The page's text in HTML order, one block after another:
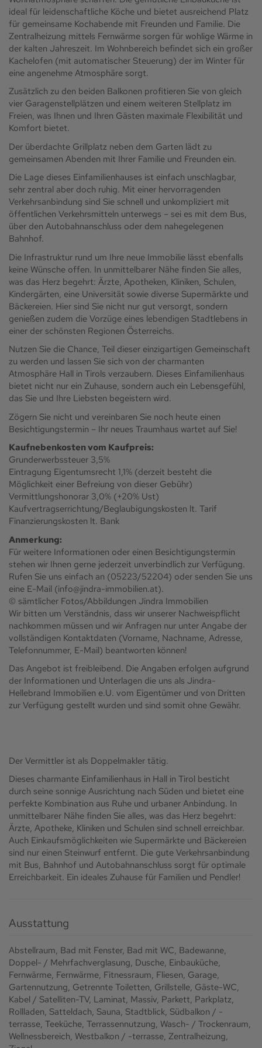
ideal für leidenschaftliche Köche und bietet ausreichend Platz
für gemeinsame Kochabende mit Freunden und Familie. Die
Zentralheizung mittels Fernwärme sorgen für wohlige Wärme in
der kalten Jahreszeit. Im Wohnbereich befindet sich ein großer
Kachelofen (mit automatischer Steuerung) der im Winter für
eine angenehme Atmosphäre sorgt.
Zusätzlich zu den beiden Balkonen profitieren Sie von gleich
vier Garagenstellplätzen und einem weiteren Stellplatz im
Freien, was Ihnen und Ihren Gästen maximale Flexibilität und
Komfort bietet.
Der überdachte Grillplatz neben dem Garten lädt zu
gemeinsamen Abenden mit Ihrer Familie und Freunden ein.
Die Lage dieses Einfamilienhauses ist einfach unschlagbar,
sehr zentral aber doch ruhig. Mit einer hervorragenden
Verkehrsanbindung sind Sie schnell und unkompliziert mit
öffentlichen Verkehrsmitteln unterwegs – sei es mit dem Bus,
über den Autobahnanschluss oder dem nahegelegenen
Bahnhof.
Die Infrastruktur rund um Ihre neue Immobilie lässt ebenfalls
keine Wünsche offen. In unmittelbarer Nähe finden Sie alles,
was das Herz begehrt: Ärzte, Apotheken, Kliniken, Schulen,
Kindergärten, eine Universität sowie diverse Supermärkte und
Bäckereien. Hier sind Sie nicht nur gut versorgt, sondern
genießen zudem die Vorzüge eines lebendigen Stadtlebens in
einer der schönsten Regionen Österreichs.
Nutzen Sie die Chance, Teil dieser einzigartigen Gemeinschaft
zu werden und lassen Sie sich von der charmanten
Atmosphäre Hall in Tirols verzaubern. Dieses Einfamilienhaus
bietet nicht nur ein Zuhause, sondern auch ein Lebensgefühl,
das Sie und Ihre Liebsten begeistern wird.
Zögern Sie nicht und vereinbaren Sie noch heute einen
Besichtigungstermin – Ihr neues Traumhaus wartet auf Sie!
Kaufnebenkosten vom Kaufpreis:
Grunderwerbssteuer 3,5%
Eintragung Eigentumsrecht 1,1% (derzeit besteht die
Möglichkeit einer Befreiung von dieser Gebühr)
Vermittlungshonorar 3,0% (+20% Ust)
Kaufvertragserrichtung/Beglaubigungskosten lt. Tarif
Finanzierungskosten lt. Bank
Anmerkung:
Für weitere Informationen oder einen Besichtigungstermin
stehen wir Ihnen gerne jederzeit unverbindlich zur Verfügung.
Rufen Sie uns einfach an (05223/52204) oder senden Sie uns
eine E-Mail (info@jindra-immobilien.at).
© sämtlicher Fotos/Abbildungen Jindra Immobilien
Wir bitten um Verständnis, dass wir unserer Nachweispflicht
nachkommen müssen und wir Anfragen nur unter Angabe der
vollständigen Kontaktdaten (Vorname, Nachname, Adresse,
Telefonnummer, E-Mail) beantworten können!
Das Angebot ist freibleibend. Die Angaben erfolgen aufgrund
der Informationen und Unterlagen die uns als Jindra-
Hellebrand Immobilien e.U. vom Eigentümer und von Dritten
zur Verfügung gestellt wurden und sind somit ohne Gewähr.
Der Vermittler ist als Doppelmakler tätig.
Dieses charmante Einfamilienhaus in Hall in Tirol besticht
durch seine sonnige Ausrichtung nach Süden und bietet eine
perfekte Kombination aus Ruhe und urbaner Anbindung. In
unmittelbarer Nähe finden Sie alles, was das Herz begehrt:
Ärzte, Apotheke, Kliniken und Schulen sind schnell erreichbar.
Auch Einkaufsmöglichkeiten wie Supermärkte und Bäckereien
sind nur einen Steinwurf entfernt. Die gute Verkehrsanbindung
mit Bus, Bahnhof und Autobahnanschluss sorgt für optimale
Erreichbarkeit. Ein ideales Zuhause für Familien und Pendler!
Ausstattung
Abstellraum Bad mit Fenster Bad mit WC Badewanne
Doppel- / Mehrfachverglasung Dusche Einbauküche
Fernwärme Fernwärme Fitnessraum Fliesen Garage
Gartennutzung Getrennte Toiletten Grillstelle Gäste-WC
Kabel / Satelliten-TV Laminat Massiv Parkett Parkplatz
Rollladen Satteldach Sauna Stadtblick Südbalkon / -
terrasse Teeküche Terrassennutzung Wasch- / Trockenraum
Wellnessbereich Westbalkon / -terrasse Zentralheizung